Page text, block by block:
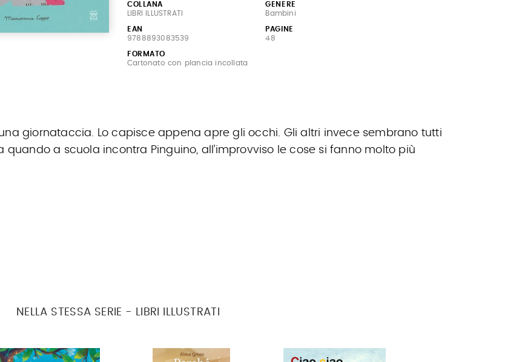
COLLANA
LIBRI ILLUSTRATI
GENERE
Bambini
EAN
9788893083539
PAGINE
48
FORMATO
Cartonato con plancia incollata
giornataccia. Lo capisce appena apre gli occhi. Gli altri invece sembrano tutti
a scuola incontra Pinguino, all’improvviso le cose si fanno molto più
NELLA STESSA SERIE - LIBRI ILLUSTRATI